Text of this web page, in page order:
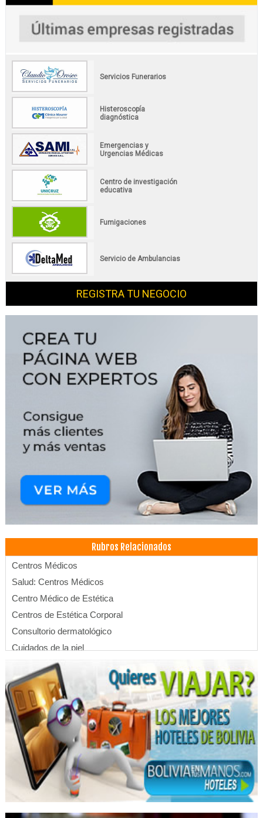
Servicios Funerarios
Histeroscopía
diagnóstica
Emergencias y
Urgencias Médicas
Centro de investigación
educativa
Fumigaciones
Servicio de Ambulancias
REGISTRA TU NEGOCIO
Rubros Relacionados
Centros Médicos
Salud: Centros Médicos
Centro Médico de Estética
Centros de Estética Corporal
Consultorio dermatológico
Cuidados de la piel
Centro médico de la piel
Dermatólogo - Pediatría
Dermatólogos
Limpieza facial
Médicos Cirujanos Pediátricos
Médicos Dermatólogos
Rejuvenecimiento facial
Rellenos faciales
Tratamientos de rejuvenecimiento facial
Tratamientos para la piel